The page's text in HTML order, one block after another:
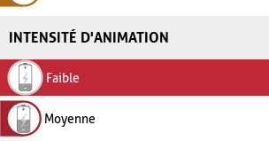
INTENSITÉ D'ANIMATION
Faible
Moyenne